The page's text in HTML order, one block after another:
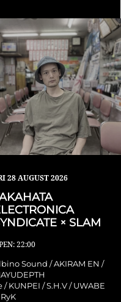
28 AUGUST 2026
× SLAM
22:00
Sound / AKIRAM EN /
/ KUNPEI / S.H.V / UWABE